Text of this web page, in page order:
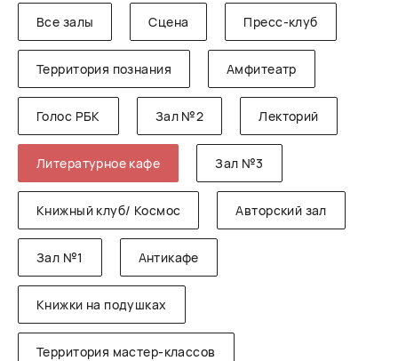
Все залы Сцена Пресс-клуб
Территория познания Амфитеатр
Голос РБК Зал №2 Лекторий
Литературное кафе Зал №3
Книжный клуб/ Космос Авторский зал
Зал №1 Антикафе
Книжки на подушках
Территория мастер-классов